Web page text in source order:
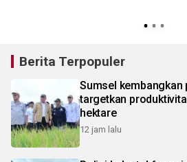
Berita Terpopuler
Sumsel kembangkan
targetkan
hektare
12 jam lalu